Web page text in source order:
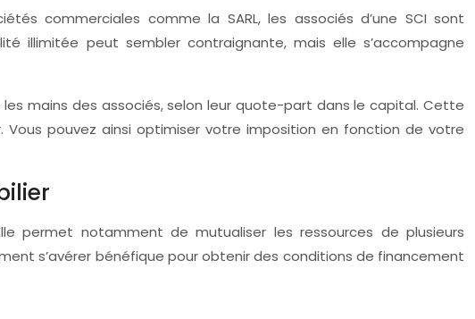
commerciales comme la SARL, les associés d’une SCI sont
illimitée peut sembler contraignante, mais elle s’accompagne
mains des associés, selon leur quote-part dans le capital. Cette
pouvez ainsi optimiser votre imposition en fonction de votre
permet notamment de mutualiser les ressources de plusieurs
s’avérer bénéfique pour obtenir des conditions de financement